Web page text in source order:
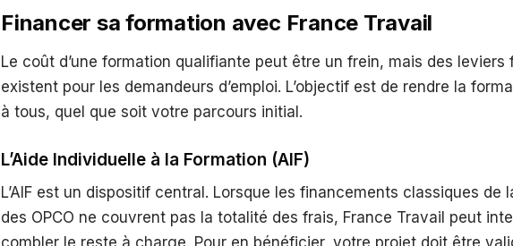
Financer sa formation avec France Travail
Le coût d’une formation qualifiante peut être un frein, mais des leviers
existent pour les demandeurs d’emploi. L’objectif est de rendre la
à tous, quel que soit votre parcours initial.
L’Aide Individuelle à la Formation (AIF)
L’AIF est un dispositif central. Lorsque les financements classiques de
des OPCO ne couvrent pas la totalité des frais, France Travail peut
combler le reste à charge. Pour en bénéficier, votre projet doit être